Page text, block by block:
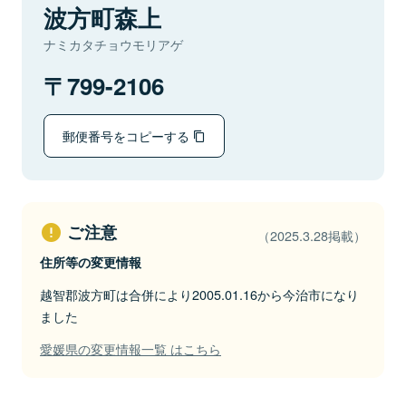
波方町森上
ナミカタチョウモリアゲ
799-2106
郵便番号をコピーする
ご注意 （2025.3.28掲載）
住所等の変更情報
越智郡波方町は合併により2005.01.16から今治市になり
ました
愛媛県の変更情報一覧 はこちら